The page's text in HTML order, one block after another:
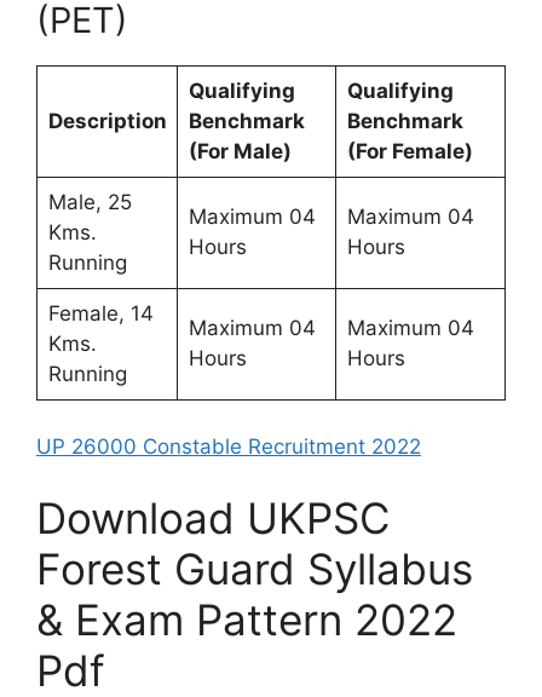
(PET)
Description
Qualifying
Benchmark
(For Male)
Qualifying
Benchmark
(For Female)
Male, 25
Kms.
Running
Maximum 04
Hours
Maximum 04
Hours
Female, 14
Kms.
Running
Maximum 04
Hours
Maximum 04
Hours
UP 26000 Constable Recruitment 2022
Download UKPSC
Forest Guard Syllabus
& Exam Pattern 2022
Pdf